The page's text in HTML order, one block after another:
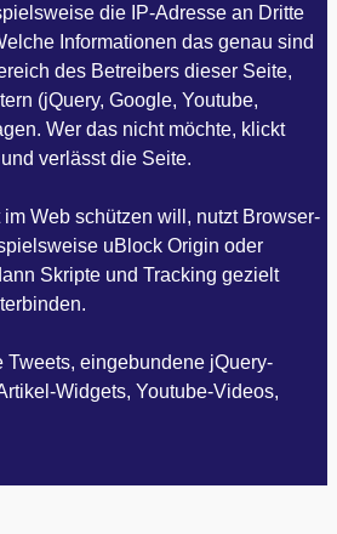
die IP-Adresse an Dritte
Informationen das genau sind
des Betreibers dieser Seite,
(jQuery, Google, Youtube,
Wer das nicht möchte, klickt
verlässt die Seite.
Web schützen will, nutzt Browser-
uBlock Origin oder
Skripte und Tracking gezielt
Tweets, eingebundene jQuery-
Widgets, Youtube-Videos,